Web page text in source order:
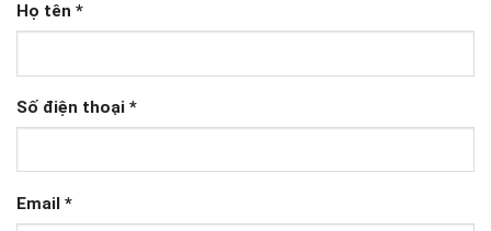
Họ tên *
Số điện thoại *
Email *